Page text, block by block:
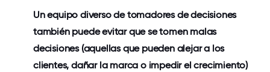
Un equipo diverso de tomadores de decisiones
también puede evitar que se tomen malas
decisiones (aquellas que pueden alejar a los
clientes, dañar la marca o impedir el crecimiento)